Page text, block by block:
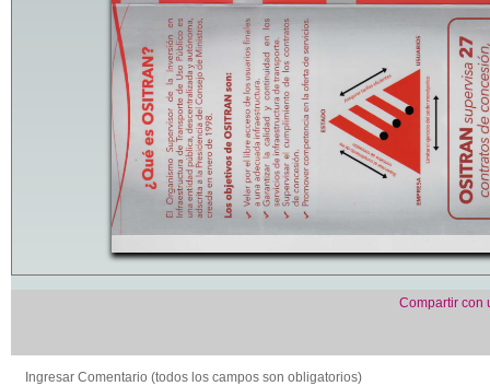
Compartir con
Ingresar Comentario (todos los campos son obligatorios)